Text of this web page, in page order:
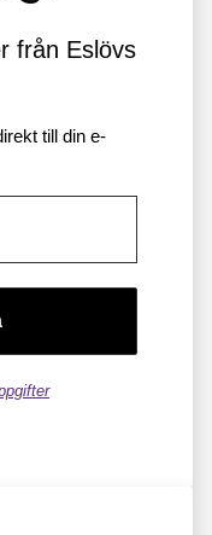
från Eslövs
till din e-